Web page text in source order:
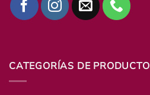
CATEGORÍAS DE PRODUCTO